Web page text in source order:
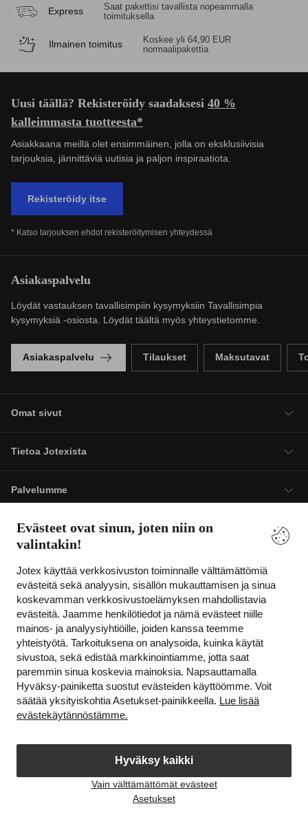
Evästeet ovat sinun, joten niin on
valintakin!
Jotex käyttää verkkosivuston toiminnalle välttämättömiä
evästeitä sekä analyysin, sisällön mukauttamisen ja sinua
koskevamman verkkosivustoelämyksen mahdollistavia
evästeitä. Jaamme henkilötiedot ja nämä evästeet niille
mainos- ja analyysiyhtiöille, joiden kanssa teemme
yhteistyötä. Tarkoituksena on analysoida, kuinka käytät
sivustoa, sekä edistää markkinointiamme, jotta saat
paremmin sinua koskevia mainoksia. Napsauttamalla
Hyväksy-painiketta suostut evästeiden käyttöömme. Voit
säätää yksityiskohtia Asetukset-painikkeella. Lue lisää
evästekäytännöstämme.
Hyväksy kaikki
Vain välttämättömät evästeet
Asetukset
Express
Saat pakettisi tavallista nopeammalla
toimituksella
Ilmainen toimitus
Koskee yli 64,90 EUR
normaalipakettia
Uusi täällä? Rekisteröidy saadaksesi 40 %
kalleimmasta tuotteesta*
Asiakkaana meillä olet ensimmäinen, jolla on eksklusiivisia
tarjouksia, jännittäviä uutisia ja paljon inspiraatiota.
Rekisteröidy itse
* Katso tarjouksen ehdot rekisteröitymisen yhteydessä
Asiakaspalvelu
Löydät vastauksen tavallisimpiin kysymyksiin Tavallisimpia
kysymyksiä -osiosta. Löydät täältä myös yhteystietomme.
Asiakaspalvelu Tilaukset Maksutavat
Omat sivut
Tietoa Jotexista
Palvelumme
Ehdot
Ystävät
Turvalliset maksut – maksa nyt tai erissä
Haluatko tietää lisää maksuvaihtoehdoistamme?
elpy